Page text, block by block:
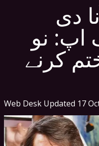
دی
اپ: نو
کرنے
Web Desk Updated 17